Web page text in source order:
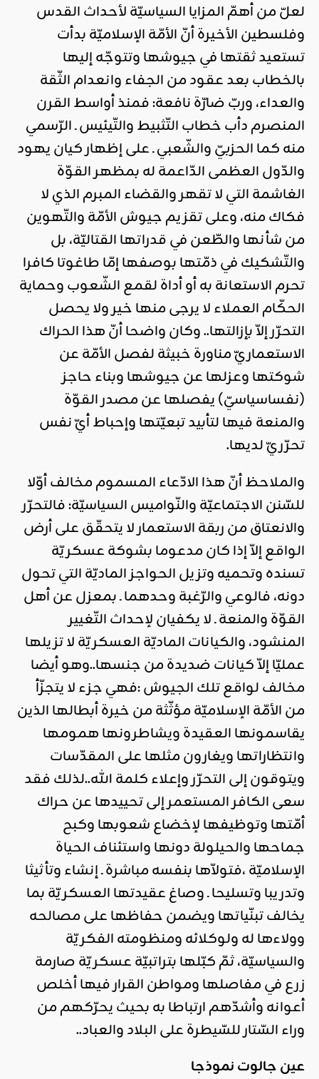
لعلّ من أهمّ المزايا السياسيّة لأحداث القدس
وفلسطين الأخيرة أنّ الأمّة الإسلاميّة بدأت
تستعيد ثقتها في جيوشها وتتوجّه إليها
بالخطاب بعد عقود من الجفاء وانعدام الثّقة
والعداء، وربّ ضارّة نافعة: فمنذ أواسط القرن
المنصرم دأب خطاب التّثبيط والتّيئيس ـ الرّسمي
منه كما الحزبيّ والشّعبي ـ على إظهار كيان يهود
والدّول العظمى الدّاعمة له بمظهر القوّة
الغاشمة التي لا تقهر والقضاء المبرم الذي لا
فكاك منه، وعلى تقزيم جيوش الأمّة والتّهوين
من شأنها والطّعن في قدراتها القتاليّة، بل
والتّشكيك في ذمّتها بوصفها إمّا طاغوتا كافرا
تحرم الاستعانة به أو أداة لقمع الشّعوب وحماية
الحكّام العملاء لا يرجى منها خير ولا يحصل
التحرّر إلاّ بإزالتها.. وكان واضحا أنّ هذا الحراك
الاستعماريّ مناورة خبيثة لفصل الأمّة عن
شوكتها وعزلها عن جيوشها وبناء حاجز
(نفساسياسيّ) يفصلها عن مصدر القوّة
والمنعة فيها لتأبيد تبعيّتها وإحباط أيّ نفس
تحرّريّ لديها.
والملاحظ أنّ هذا الادّعاء المسموم مخالف أوّلا
للسّنن الاجتماعيّة والنّواميس السياسيّة: فالتحرّر
والانعتاق من ربقة الاستعمار لا يتحقّق على أرض
الواقع إلاّ إذا كان مدعوما بشوكة عسكريّة
تسنده وتحميه وتزيل الحواجز الماديّة التي تحول
دونه، فالوعي والرّغبة وحدهما ـ بمعزل عن أهل
القوّة والمنعة ـ لا يكفيان لإحداث التّغيير
المنشود، والكيانات الماديّة العسكريّة لا تزيلها
عمليّا إلاّ كيانات ضديدة من جنسها..وهو أيضا
مخالف لواقع تلك الجيوش :فهي جزء لا يتجزّأ
من الأمّة الإسلاميّة مؤثّثة من خيرة أبطالها الذين
يقاسمونها العقيدة ويشاطرونها همومها
وانتظاراتها ويغارون مثلها على المقدّسات
ويتوقون إلى التحرّر وإعلاء كلمة الله..لذلك فقد
سعى الكافر المستعمر إلى تحييدها عن حراك
أمّتها وتوظيفها لإخضاع شعوبها وكبح
جماحها والحيلولة دونها واستئناف الحياة
الإسلاميّة ،فتولاّها بنفسه مباشرة ـ إنشاء وتأثيثا
وتدريبا وتسليحا ـ وصاغ عقيدتها العسكريّة بما
يخالف تبنّياتها ويضمن حفاظها على مصالحه
وولاءها له ولوكلائه ومنظومته الفكريّة
والسياسيّة، ثمّ كبّلها بتراتبيّة عسكريّة صارمة
زرع في مفاصلها ومواطن القرار فيها أخلص
أعوانه وأشدّهم ارتباطا به بحيث يحرّكهم من
وراء السّتار للسّيطرة على البلاد والعباد..
عين جالوت نموذجا